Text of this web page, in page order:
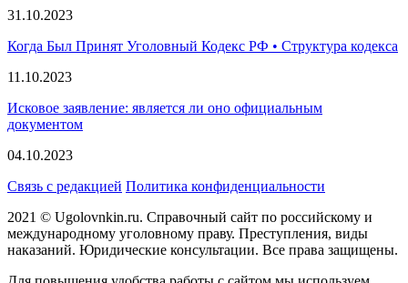
31.10.2023
Когда Был Принят Уголовный Кодекс РФ • Структура кодекса
11.10.2023
Исковое заявление: является ли оно официальным
документом
04.10.2023
Связь с редакцией Политика конфиденциальности
2021 © Ugolovnkin.ru. Справочный сайт по российскому и
международному уголовному праву. Преступления, виды
наказаний. Юридические консультации. Все права защищены.